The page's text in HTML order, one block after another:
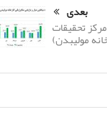
بعدی
تحقیقات
مولیبدن)